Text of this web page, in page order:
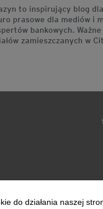
to inspirujący blog
prasowe dla mediów i
bankowych.
zamieszczanych w
do działania naszej